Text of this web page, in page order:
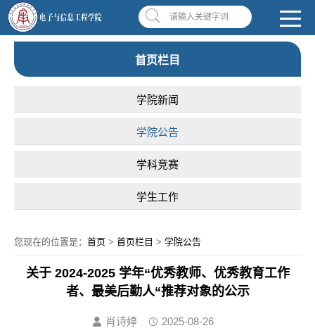
南昌应用技术师范学院，助你圆梦! 学校首页| OA系统 违反师德举报信箱
请输入关键字词
首页栏目
学院新闻
学院公告
学科竞赛
学生工作
您现在的位置是： 首页 > 首页栏目 > 学院公告
关于 2024-2025 学年“优秀教师、优秀教育工作
者、最美后勤人“推荐对象的公示
肖诗婷 2025-08-26